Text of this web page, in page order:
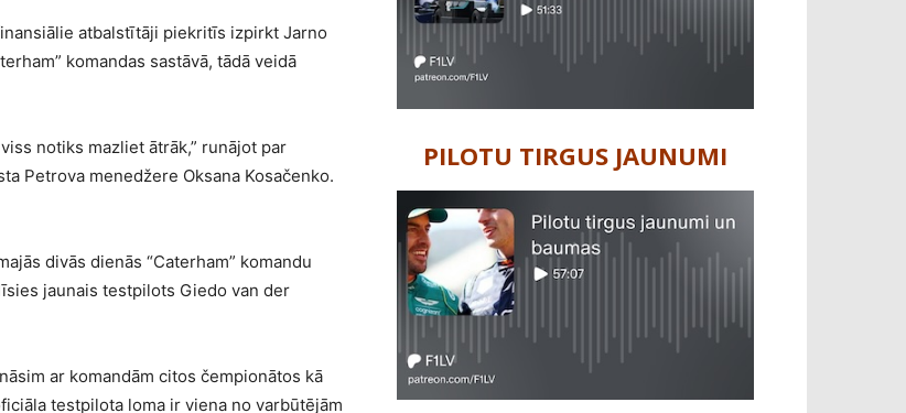
atbalstītāji piekritīs izpirkt Jarno
komandas sastāvā, tādā veidā
notiks mazliet ātrāk,” runājot par
Petrova menedžere Oksana Kosačenko.
divās dienās “Caterham” komandu
jaunais testpilots Giedo van der
ar komandām citos čempionātos kā
testpilota loma ir viena no varbūtējām
PILOTU TIRGUS JAUNUMI